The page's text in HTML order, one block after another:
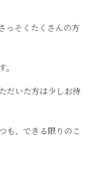
っそくたくさんの方
だいた方は少しお待
も、できる限りのこ